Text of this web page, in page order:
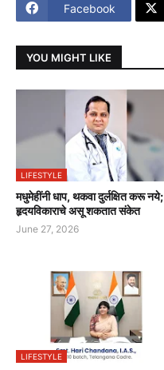
Facebook
YOU MIGHT LIKE
LIFESTYLE
मधुमेहींनी धाप, थकवा दुर्लक्षित करू नये;
हृदयविकाराचे असू शकतात संकेत
June 27, 2026
LIFESTYLE